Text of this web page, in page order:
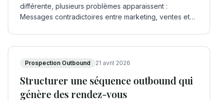
différente, plusieurs problèmes apparaissent :
Messages contradictoires entre marketing, ventes et
Prospection Outbound 21 avril 2026
Structurer une séquence outbound qui
génère des rendez-vous